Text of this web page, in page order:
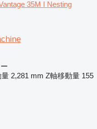
35M I Nesting
量 2,281 mm Z軸移動量 155